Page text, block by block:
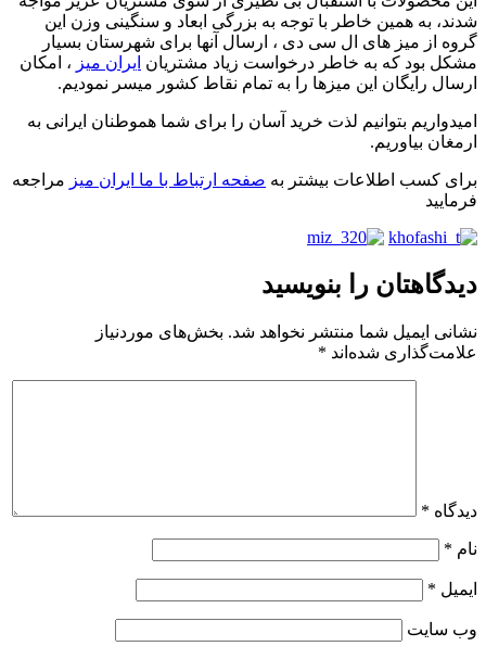
شدند، به همین خاطر با توجه به بزرگی ابعاد و سنگینی وزن این
گروه از میز های ال سی دی ، ارسال آنها برای شهرستان بسیار
مشکل بود که به خاطر درخواست زیاد مشتریان ایران میز ، امکان
ارسال رایگان این میزها را به تمام نقاط کشور میسر نمودیم.
امیدواریم بتوانیم لذت خرید آسان را برای شما هموطنان ایرانی به
ارمغان بیاوریم.
برای کسب اطلاعات بیشتر به صفحه ارتباط با ما ایران میز مراجعه
فرمایید
دیدگاهتان را بنویسید
نشانی ایمیل شما منتشر نخواهد شد. بخش‌های موردنیاز
علامت‌گذاری شده‌اند *
دیدگاه *
نام *
ایمیل *
وب‌ سایت